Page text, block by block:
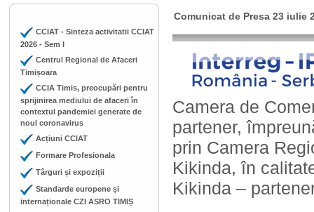
CCIAT - Sinteza activitatii CCIAT
2026 - Sem I
Centrul Regional de Afaceri
Timișoara
CCIA Timis, preocupări pentru
sprijinirea mediului de afaceri în
contextul pandemiei generate de
noul coronavirus
Acțiuni CCIAT
Formare Profesionala
Târguri și expoziții
Standarde europene și
internaționale CZI ASRO TIMIȘ
Comunicat de Presa 23 iulie
Camera de
partener,
prin Camera
Kikinda, în
Kikinda –